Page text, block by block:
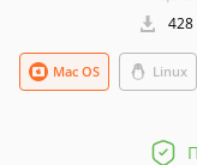
Linux
Mac OS